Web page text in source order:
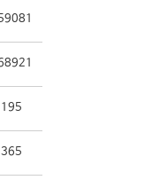
195
365